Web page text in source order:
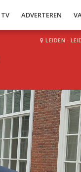
TV ADVERTEREN
LEIDEN ·